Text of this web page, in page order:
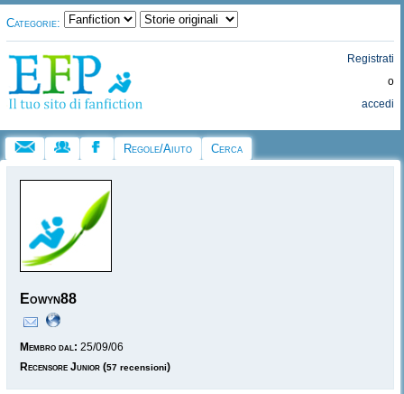
Categorie:
Registrati
o
accedi
Regole/Aiuto Cerca
Eowyn88
Membro dal: 25/09/06
Recensore Junior (57 recensioni)